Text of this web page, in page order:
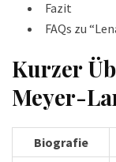
Fazit
FAQs zu
Kurzer
Meyer-
Biografie